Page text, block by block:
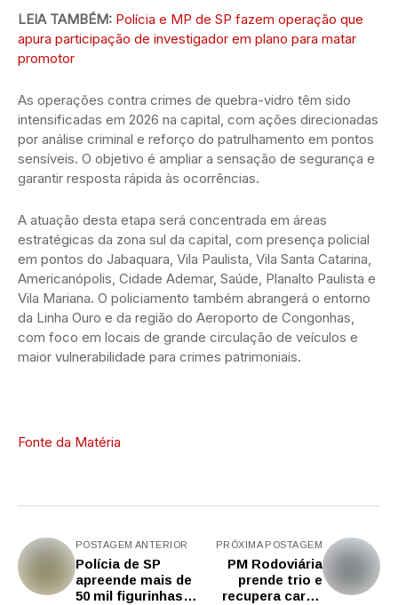
LEIA TAMBÉM: Polícia e MP de SP fazem operação que
apura participação de investigador em plano para matar
promotor
As operações contra crimes de quebra-vidro têm sido
intensificadas em 2026 na capital, com ações direcionadas
por análise criminal e reforço do patrulhamento em pontos
sensíveis. O objetivo é ampliar a sensação de segurança e
garantir resposta rápida às ocorrências.
A atuação desta etapa será concentrada em áreas
estratégicas da zona sul da capital, com presença policial
em pontos do Jabaquara, Vila Paulista, Vila Santa Catarina,
Americanópolis, Cidade Ademar, Saúde, Planalto Paulista e
Vila Mariana. O policiamento também abrangerá o entorno
da Linha Ouro e da região do Aeroporto de Congonhas,
com foco em locais de grande circulação de veículos e
maior vulnerabilidade para crimes patrimoniais.
Fonte da Matéria
POSTAGEM ANTERIOR
Polícia de SP
apreende mais de
50 mil figurinhas e
PRÓXIMA POSTAGEM
PM Rodoviária
prende trio e
recupera carga